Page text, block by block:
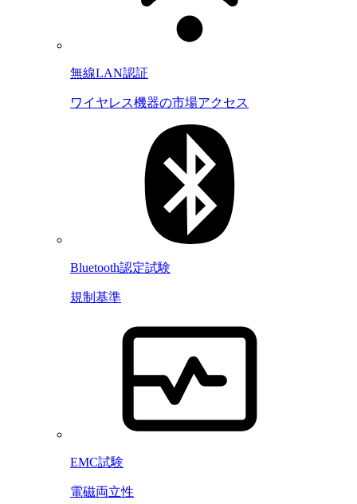
無線LAN認証
ワイヤレス機器の市場アクセス
Bluetooth認定試験
規制基準
EMC試験
電磁両立性